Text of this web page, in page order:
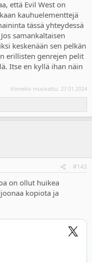
että Evil West on
kauhuelementtejä
tässä yhteydessä
samankaltaisen
keskenään sen pelkän
erillisten genrejen pelit
Itse en kyllä ihan näin
Viimeksi muokattu: 27.01.2024
#143
on ollut huikea
kopiota ja